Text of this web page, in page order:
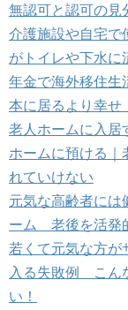
無認可と認可の見
介護施設や自宅で
がトイレや下水に
年金で海外移住
本に居るより幸
老人ホームに入居
ホームに預ける｜
れていけない
元気な高齢者には
ーム 老後を活発
若くて元気な方が
入る失敗例 こん
い！